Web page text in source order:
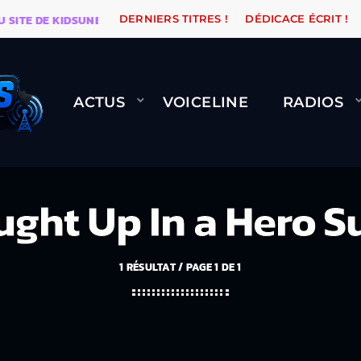
KIDSUNE WARÉTRO ORANGE ROAD QUI
DERNIERS TITRES ! DÉDICACE ÉCRIT !
ACTUS VOICELINE RADIOS
Up In a Hero
1 RÉSULTAT / PAGE 1 DE 1